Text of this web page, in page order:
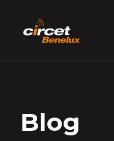
Blog